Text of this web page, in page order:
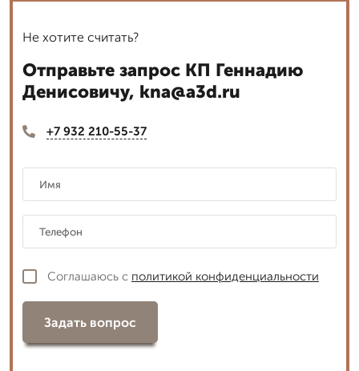
Не хотите считать?
Отправьте запрос КП Геннадию
Денисовичу, kna@a3d.ru
+7 932 210-55-37
Соглашаюсь с политикой конфиденциальности
Задать вопрос